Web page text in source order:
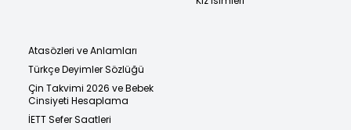
Atasözleri ve Anlamları
Türkçe Deyimler Sözlüğü
Çin Takvimi 2026 ve Bebek
Cinsiyeti Hesaplama
İETT Sefer Saatleri